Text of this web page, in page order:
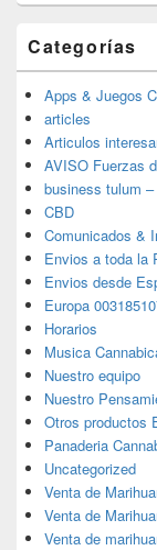
Categorías
Apps & Juegos
articles
Articulos
AVISO Fuerzas
business tulum
CBD
Comunicados &
Envios a toda la
Envios desde
Europa
Horarios
Musica
Nuestro equipo
Nuestro
Otros productos
Panaderia
Uncategorized
Venta de
Venta de
Venta de